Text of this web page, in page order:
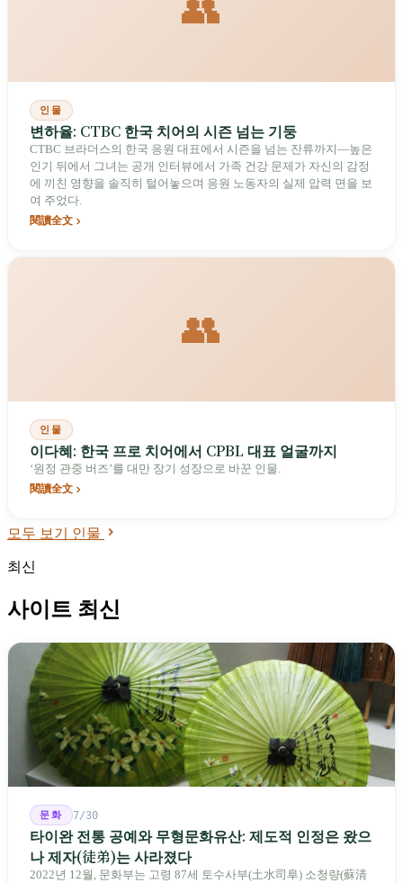
👥
인물
변하율: CTBC 한국 치어의 시즌 넘는 기둥
CTBC 브라더스의 한국 응원 대표에서 시즌을 넘는 잔류까지—높은
인기 뒤에서 그녀는 공개 인터뷰에서 가족 건강 문제가 자신의 감정
에 끼친 영향을 솔직히 털어놓으며 응원 노동자의 실제 압력 면을 보
여 주었다.
閱讀全文
👥
인물
이다혜: 한국 프로 치어에서 CPBL 대표 얼굴까지
‘원정 관중 버즈’를 대만 장기 성장으로 바꾼 인물.
閱讀全文
모두 보기 인물
최신
사이트 최신
문화 7/30
타이완 전통 공예와 무형문화유산: 제도적 인정은 왔으
나 제자(徒弟)는 사라졌다
2022년 12월, 문화부는 고령 87세 토수사부(土水司阜) 소청량(蘇清